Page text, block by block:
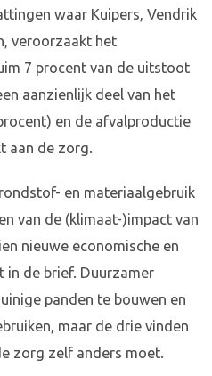
waar Kuipers, Vendrik
veroorzaakt het
7 procent van de uitstoot
aanzienlijk deel van het
en de afvalproductie
aan de zorg.
en materiaalgebruik
van de (klimaat-)impact van
nieuwe economische en
in de brief. Duurzamer
panden te bouwen en
maar de drie vinden
zorg zelf anders moet.